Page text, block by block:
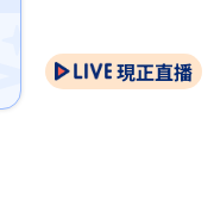
現正直播